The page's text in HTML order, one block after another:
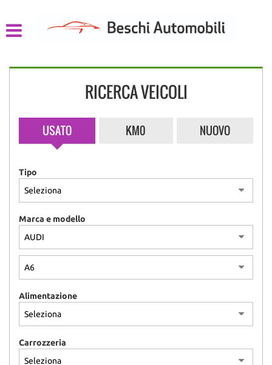
ACQUISTIAMO USATO
CONTATTI
RICERCA VEICOLI
USATO KM0 NUOVO
Tipo
Marca e modello
Alimentazione
Carrozzeria